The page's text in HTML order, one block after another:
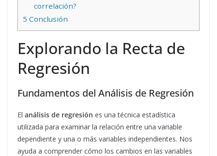
correlación?
5 Conclusión
Explorando la Recta de
Regresión
Fundamentos del Análisis de Regresión
El análisis de regresión es una técnica estadística
utilizada para examinar la relación entre una variable
dependiente y una o más variables independientes. Nos
ayuda a comprender cómo los cambios en las variables